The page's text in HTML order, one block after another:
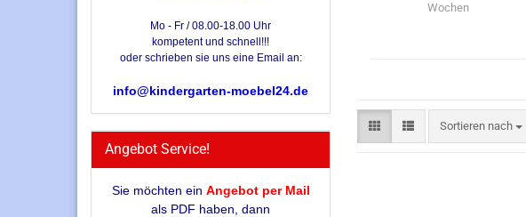
Wochen
Sortieren nach
Sortieren nach
Mo - Fr / 08.00-18.00 Uhr
kompetent und schnell!!!
oder schrieben sie uns eine Email an:
info@kindergarten-moebel24.de
Angebot Service!
Sie möchten ein Angebot per Mail
als PDF haben, dann